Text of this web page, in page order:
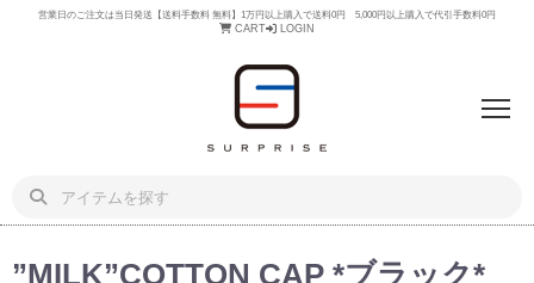
営業日のご注文は当日発送【送料手数料 無料】1万円以上購入で送料0円 5,000円以上購入で代引手数料0円
CART LOGIN
”MILK”COTTON CAP *ブラック*